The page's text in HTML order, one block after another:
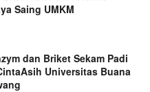
Saing UMKM
dan Briket Sekam Padi
Universitas Buana